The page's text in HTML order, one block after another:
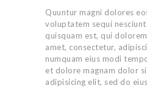
Quuntur magni dolores
voluptatem sequi
quisquam est, qui
amet, consectetur,
numquam eius modi
et dolore magnam dolor
adipisicing elit, sed do